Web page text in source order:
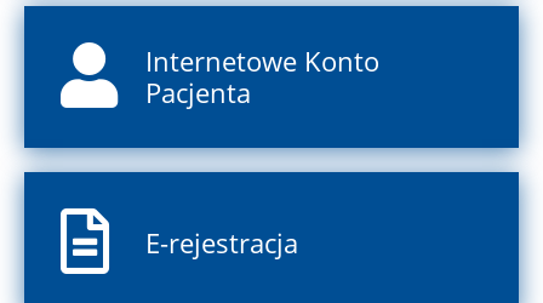
Internetowe Konto
Pacjenta
E-rejestracja